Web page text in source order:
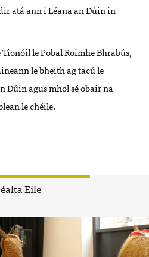
atá ann i Léana an Dúin in
le Pobal Roimhe Bhrabús,
le bheith ag tacú le
Dúin agus mhol sé obair na
le chéile.
Eile